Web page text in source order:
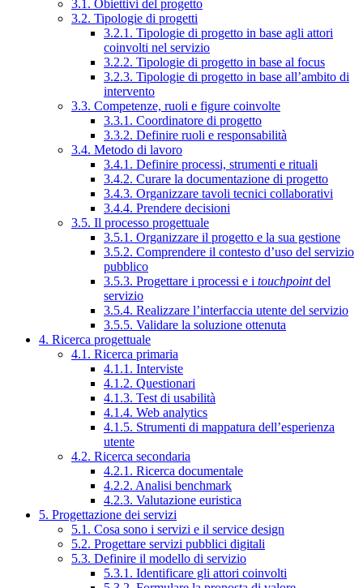
3.1. Obiettivi del progetto
3.2. Tipologie di progetti
3.2.1. Tipologie di progetto in base agli attori
coinvolti nel servizio
3.2.2. Tipologie di progetto in base al focus
3.2.3. Tipologie di progetto in base all’ambito di
intervento
3.3. Competenze, ruoli e figure coinvolte
3.3.1. Coordinatore di progetto
3.3.2. Definire ruoli e responsabilità
3.4. Metodo di lavoro
3.4.1. Definire processi, strumenti e rituali
3.4.2. Curare la documentazione di progetto
3.4.3. Organizzare tavoli tecnici collaborativi
3.4.4. Prendere decisioni
3.5. Il processo progettuale
3.5.1. Organizzare il progetto e la sua gestione
3.5.2. Comprendere il contesto d’uso del servizio
pubblico
3.5.3. Progettare i processi e i touchpointdel
servizio
3.5.4. Realizzare l’interfaccia utente del servizio
3.5.5. Validare la soluzione ottenuta
4. Ricerca progettuale
4.1. Ricerca primaria
4.1.1. Interviste
4.1.2. Questionari
4.1.3. Test di usabilità
4.1.4. Web analytics
4.1.5. Strumenti di mappatura dell’esperienza
utente
4.2. Ricerca secondaria
4.2.1. Ricerca documentale
4.2.2. Analisi benchmark
4.2.3. Valutazione euristica
5. Progettazione dei servizi
5.1. Cosa sono i servizi e il service design
5.2. Progettare servizi pubblici digitali
5.3. Definire il modello di servizio
5.3.1. Identificare gli attori coinvolti